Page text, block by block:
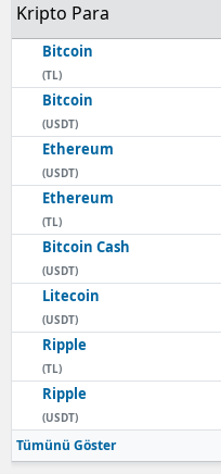
Kripto Para
Bitcoin
(TL)
Bitcoin
(USDT)
Ethereum
(USDT)
Ethereum
(TL)
Bitcoin Cash
(USDT)
Litecoin
(USDT)
Ripple
(TL)
Ripple
(USDT)
Tümünü Göster